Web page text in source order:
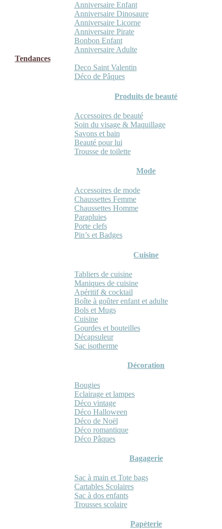
Anniversaire Enfant
Anniversaire Dinosaure
Anniversaire Licorne
Anniversaire Pirate
Bonbon Enfant
Anniversaire Adulte
Tendances
Deco Saint Valentin
Déco de Pâques
Produits de beauté
Accessoires de beauté
Soin du visage & Maquillage
Savons et bain
Beauté pour lui
Trousse de toilette
Mode
Accessoires de mode
Chaussettes Femme
Chaussettes Homme
Parapluies
Porte clefs
Pin’s et Badges
Cuisine
Tabliers de cuisine
Maniques de cuisine
Apéritif & cocktail
Boîte à goûter enfant et adulte
Bols et Mugs
Cuisine
Gourdes et bouteilles
Décapsuleur
Sac isotherme
Décoration
Bougies
Eclairage et lampes
Déco vintage
Déco Halloween
Déco de Noël
Déco romantique
Déco Pâques
Bagagerie
Sac à main et Tote bags
Cartables Scolaires
Sac à dos enfants
Trousses scolaire
Papèterie